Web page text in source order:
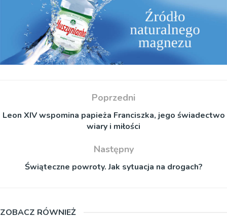
Poprzedni
Leon XIV wspomina papieża Franciszka, jego świadectwo
wiary i miłości
Następny
Świąteczne powroty. Jak sytuacja na drogach?
ZOBACZ RÓWNIEŻ